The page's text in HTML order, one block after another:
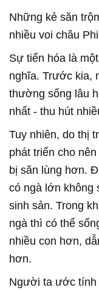
Những kẻ săn
nhiều voi châu
Sự tiến hóa là
nghĩa. Trước kia,
thường sống lâu
nhất - thu hút
Tuy nhiên, do thị
phát triển cho
bị săn lùng hơn.
có ngà lớn không
sinh sản. Trong
ngà thì có thể
nhiều con hơn,
hơn.
Người ta ước tính